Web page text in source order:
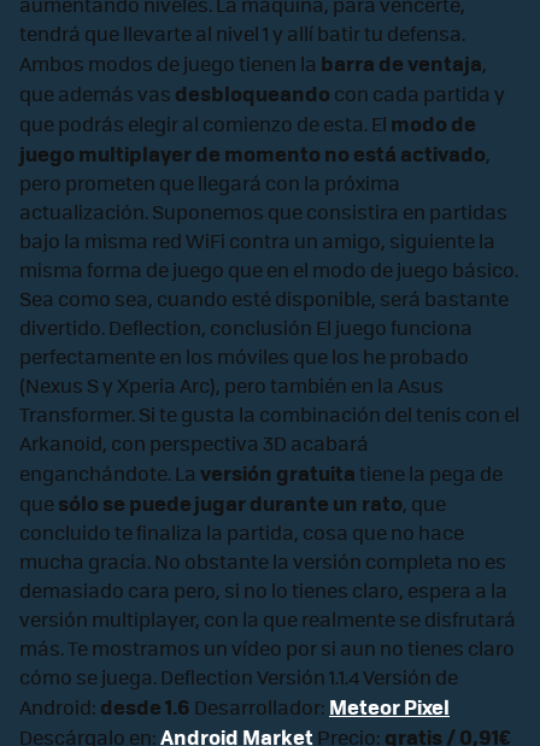
tendrá que llevarte al nivel 1 y allí batir tu defensa.
Ambos modos de juego tienen la barra de ventaja,
que además vas desbloqueando con cada partida y
que podrás elegir al comienzo de esta. El modo de
juego multiplayer de momento no está activado,
pero prometen que llegará con la próxima
actualización. Suponemos que consistira en partidas
bajo la misma red WiFi contra un amigo, siguiente la
misma forma de juego que en el modo de juego básico.
Sea como sea, cuando esté disponible, será bastante
divertido. Deflection, conclusión El juego funciona
perfectamente en los móviles que los he probado
(Nexus S y Xperia Arc), pero también en la Asus
Transformer. Si te gusta la combinación del tenis con el
Arkanoid, con perspectiva 3D acabará
enganchándote. La versión gratuitatiene la pega de
quesólo se puede jugar durante un rato, que
concluido te finaliza la partida, cosa que no hace
mucha gracia. No obstante la versión completa no es
demasiado cara pero, si no lo tienes claro, espera a la
versión multiplayer, con la que realmente se disfrutará
más. Te mostramos un vídeo por si aun no tienes claro
cómo se juega. Deflection Versión 1.1.4 Versión de
Android: desde 1.6 Desarrollador: Meteor Pixel
Descárgalo en:Android MarketPrecio: gratis / 0,91€